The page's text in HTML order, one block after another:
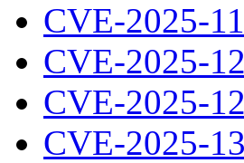
CVE-2025-
CVE-2025-
CVE-2025-
CVE-2025-